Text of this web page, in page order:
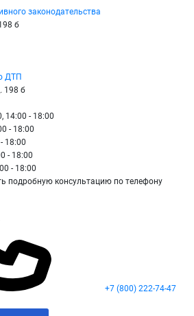
законодательства
б
ДТП
198 б
14:00 - 18:00
- 18:00
18:00
- 18:00
- 18:00
подробную консультацию по телефону
+7 (800) 222-74-47